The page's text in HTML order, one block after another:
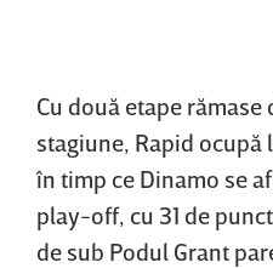
Cu două etape
stagiune, Rapid ocupă
în timp ce Dinamo se
play-off, cu 31 de
de sub Podul Grant